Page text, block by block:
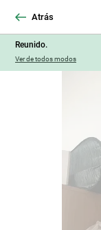
Reunido.
Ver de todos modos
Atrás